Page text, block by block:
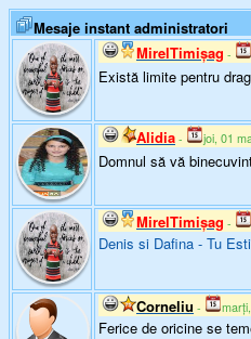
Mesaje instant administratori
MirelTimişag -
Există limite pentru
Alidia - joi, 01
Domnul să vă
MirelTimişag -
Denis si Dafina - Tu
Corneliu -
Ferice de oricine se